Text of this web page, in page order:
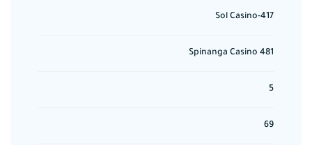
417-Sol Casino
481 Spinanga Casino
5
69